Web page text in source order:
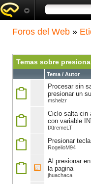
Foros del Web »
Temas sobre
Tema / Autor
Procesar sin
presionar un
mshelzr
Ciclo salta cin
con variable
IXtremeLT
Presionar
RogelioM94
Al presionar
la pagina
jhuachaca